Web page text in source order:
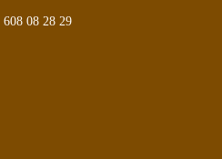
08 28 29